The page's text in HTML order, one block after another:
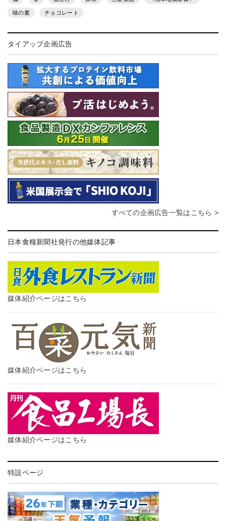
味の素 チョコレート
タイアップ企画広告
すべての企画広告一覧はこちら >
日本食糧新聞社発行の他媒体記事
媒体紹介ページはこちら
媒体紹介ページはこちら
媒体紹介ページはこちら
特設ページ